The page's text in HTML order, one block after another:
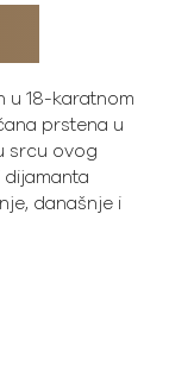
u 18-karatnom
prstena u
srcu ovog
današnje i